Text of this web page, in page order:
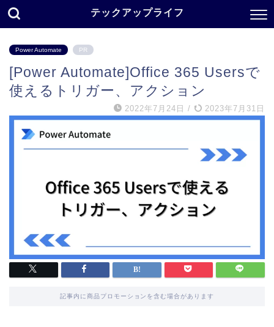
テックアップライフ
Power Automate PR
[Power Automate]Office 365 Usersで
使えるトリガー、アクション
2022年7月24日 / 2023年7月31日
記事内に商品プロモーションを含む場合があります